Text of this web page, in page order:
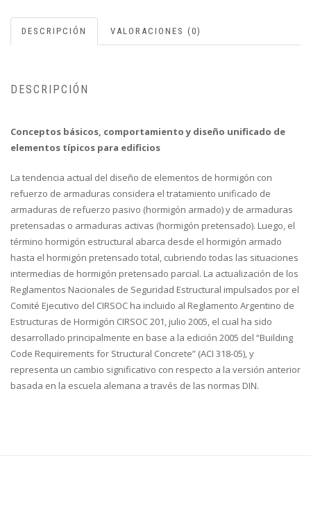
DESCRIPCIÓN VALORACIONES (0)
DESCRIPCIÓN
Conceptos básicos, comportamiento y diseño unificado de
elementos típicos para edificios
La tendencia actual del diseño de elementos de hormigón con
refuerzo de armaduras considera el tratamiento unificado de
armaduras de refuerzo pasivo (hormigón armado) y de armaduras
pretensadas o armaduras activas (hormigón pretensado). Luego, el
término hormigón estructural abarca desde el hormigón armado
hasta el hormigón pretensado total, cubriendo todas las situaciones
intermedias de hormigón pretensado parcial. La actualización de los
Reglamentos Nacionales de Seguridad Estructural impulsados por el
Comité Ejecutivo del CIRSOC ha incluido al Reglamento Argentino de
Estructuras de Hormigón CIRSOC 201, julio 2005, el cual ha sido
desarrollado principalmente en base a la edición 2005 del “Building
Code Requirements for Structural Concrete” (ACI 318-05), y
representa un cambio significativo con respecto a la versión anterior
basada en la escuela alemana a través de las normas DIN.